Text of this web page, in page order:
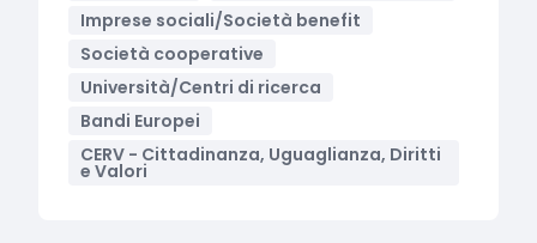
Imprese sociali/Società benefit
Società cooperative
Università/Centri di ricerca
Bandi Europei
CERV - Cittadinanza, Uguaglianza, Diritti
e Valori